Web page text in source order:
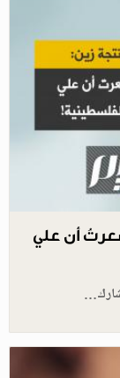
أن علي